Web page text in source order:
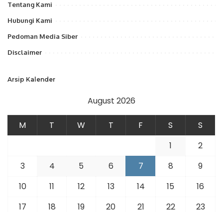
Tentang Kami
Hubungi Kami
Pedoman Media Siber
Disclaimer
Arsip Kalender
August 2026
M T W T F S
S
1
2
3
4 5 6 7 8
9
10
11 12 13 14 15
16
17
18 19 20 21 22
23